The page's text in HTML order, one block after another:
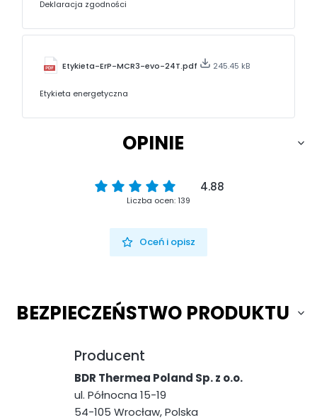
Deklaracja zgodności
Etykieta-ErP-MCR3-evo-24T.pdf 245.45 kB
Etykieta energetyczna
OPINIE
4.88
Liczba ocen: 139
Oceń i opisz
BEZPIECZEŃSTWO PRODUKTU
Producent
BDR Thermea Poland Sp. z o.o.
ul. Północna 15-19
54-105 Wrocław, Polska